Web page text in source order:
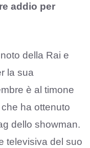
addio per
della Rai e
la sua
è al timone
ha ottenuto
dello showman.
televisiva del suo